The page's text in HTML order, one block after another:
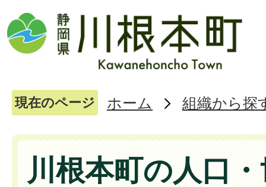
現在のページ ホーム 組織から探
川根本町の人口